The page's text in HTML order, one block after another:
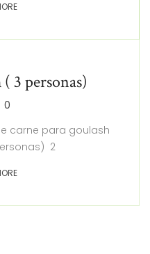
3 personas)
0
carne para goulash
2